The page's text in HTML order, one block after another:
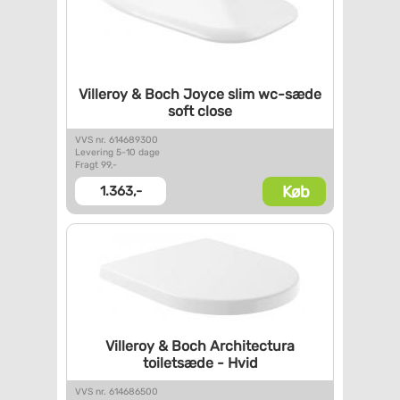
Villeroy & Boch Joyce slim wc-sæde
soft close
VVS nr. 614689300
Levering 5-10 dage
Fragt 99,-
1.363,- Køb
Villeroy & Boch Architectura
toiletsæde - Hvid
VVS nr. 614686500